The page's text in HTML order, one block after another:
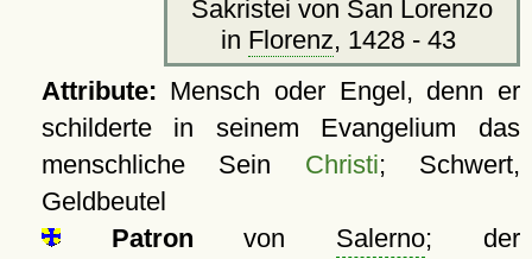
Sakristei von San Lorenzo
in Florenz, 1428 - 43
Attribute: Mensch oder Engel, denn er
schilderte in seinem Evangelium das
menschliche Sein Christi; Schwert,
Geldbeutel
Patron von Salerno; der